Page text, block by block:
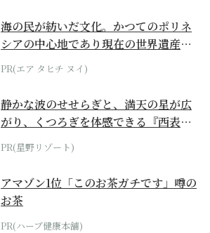
海の民が紡いだ文化。かつてのポリネ
シアの中心地であり現在の世界遺産か
らみえてくる...
PR(エア タヒチ ヌイ)
静かな波のせせらぎと、満天の星が広
がり、くつろぎを体感できる『西表島
ホテル by...
PR(星野リゾート)
アマゾン1位「このお茶ガチです」噂の
お茶
PR(ハーブ健康本舗)